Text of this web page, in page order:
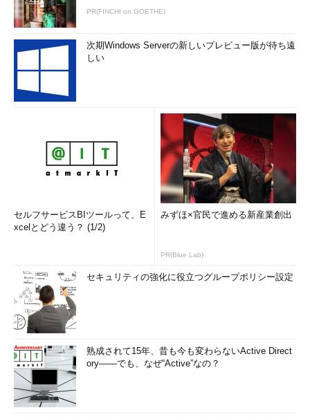
PR(FINCHI on GOETHE)
次期Windows Serverの新しいプレビュー版が待ち遠
しい
セルフサービスBIツールって、E
xcelとどう違う？ (1/2)
みずほ×官民で進める新産業創出
PR(Blue Lab)
セキュリティの強化に役立つグループポリシー設定
熟成されて15年、昔も今も変わらないActive Direct
ory――でも、なぜ“Active”なの？